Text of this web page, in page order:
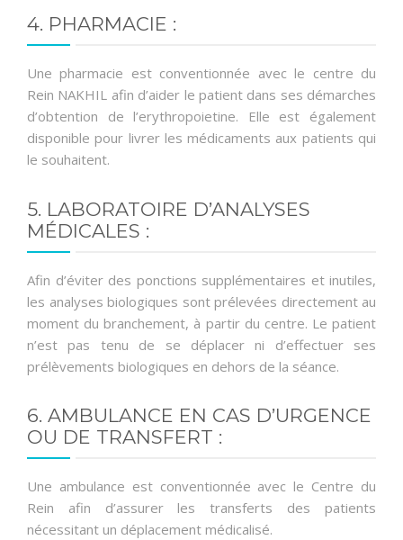
4. PHARMACIE :
Une pharmacie est conventionnée avec le centre du
Rein NAKHIL afin d’aider le patient dans ses démarches
d’obtention de l’erythropoietine. Elle est également
disponible pour livrer les médicaments aux patients qui
le souhaitent.
5. LABORATOIRE D’ANALYSES
MÉDICALES :
Afin d’éviter des ponctions supplémentaires et inutiles,
les analyses biologiques sont prélevées directement au
moment du branchement, à partir du centre. Le patient
n’est pas tenu de se déplacer ni d’effectuer ses
prélèvements biologiques en dehors de la séance.
6. AMBULANCE EN CAS D’URGENCE
OU DE TRANSFERT :
Une ambulance est conventionnée avec le Centre du
Rein afin d’assurer les transferts des patients
nécessitant un déplacement médicalisé.